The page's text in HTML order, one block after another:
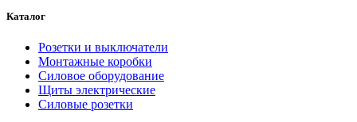
Каталог
Розетки и выключатели
Монтажные коробки
Силовое оборудование
Щиты электрические
Силовые розетки